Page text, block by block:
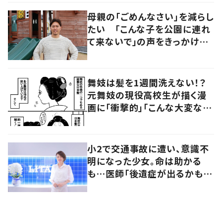
母親の「ごめんなさい」を減らし
たい 「こんな子を公園に連れ
て来ないで」の声をきっかけに
舞妓は髪を1週間洗えない！？
元舞妓の現役高校生が描く漫
画に「衝撃的」「こんな大変な世
小2で交通事故に遭い、意識不
明になった少女。命は助かる
も…医師「後遺症が出るかもし